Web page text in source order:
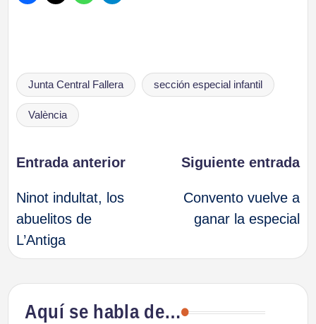
Etiquetas:
Junta Central Fallera sección especial infantil
València
Navegación
de
entradas
Entrada anterior
Ninot indultat, los
abuelitos de
L’Antiga
Siguiente entrada
Convento vuelve a
ganar la especial
Aquí se habla de…